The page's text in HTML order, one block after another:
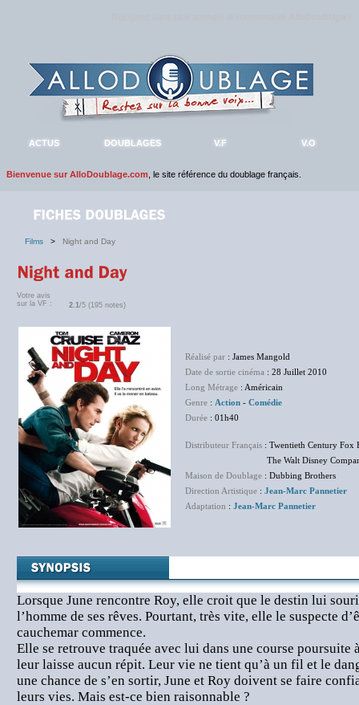
ACTUS DOUBLAGES V.F V.O
Bienvenue sur AlloDoublage.com , le site référence du doublage français.
Films > Night and Day
Votre avis
sur la VF :
2.1/5 (195 notes)
Réalisé par : James Mangold
Date de sortie cinéma : 28 Juillet 2010
Long Métrage : Américain
Genre : Action - Comédie
Durée : 01h40
Distributeur Français : Twentieth Century Fox
The Walt Disney Company
Maison de Doublage : Dubbing Brothers
Direction Artistique : Jean-Marc Pannetier
Adaptation : Jean-Marc Pannetier
Lorsque June rencontre Roy, elle croit que le destin lui
l’homme de ses rêves. Pourtant, très vite, elle le suspecte
cauchemar commence.
Elle se retrouve traquée avec lui dans une course poursuite
leur laisse aucun répit. Leur vie ne tient qu’à un fil et le
une chance de s’en sortir, June et Roy doivent se faire
leurs vies. Mais est-ce bien raisonnable ?